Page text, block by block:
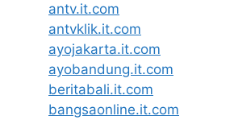
antv.it.com
antvklik.it.com
ayojakarta.it.com
ayobandung.it.com
beritabali.it.com
bangsaonline.it.com